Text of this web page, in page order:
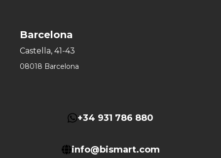
Barcelona
Castella, 41-43
08018 Barcelona
+34 931 786 880
info@bismart.com